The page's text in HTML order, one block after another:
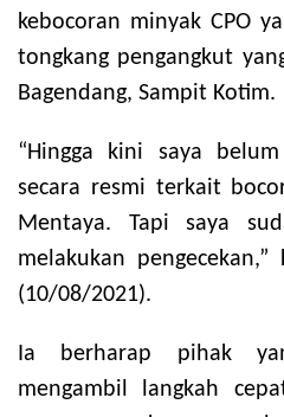
kebocoran minyak CPO
tongkang pengangkut
Bagendang, Sampit Kotim.
“Hingga kini saya
secara resmi terkait
Mentaya. Tapi saya
melakukan pengecekan,”
(10/08/2021).
Ia berharap pihak
mengambil langkah